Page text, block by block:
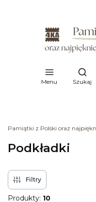
Menu Szukaj
Pamiątki z Polski oraz
Podkładki
Filtry
Produkty: 10